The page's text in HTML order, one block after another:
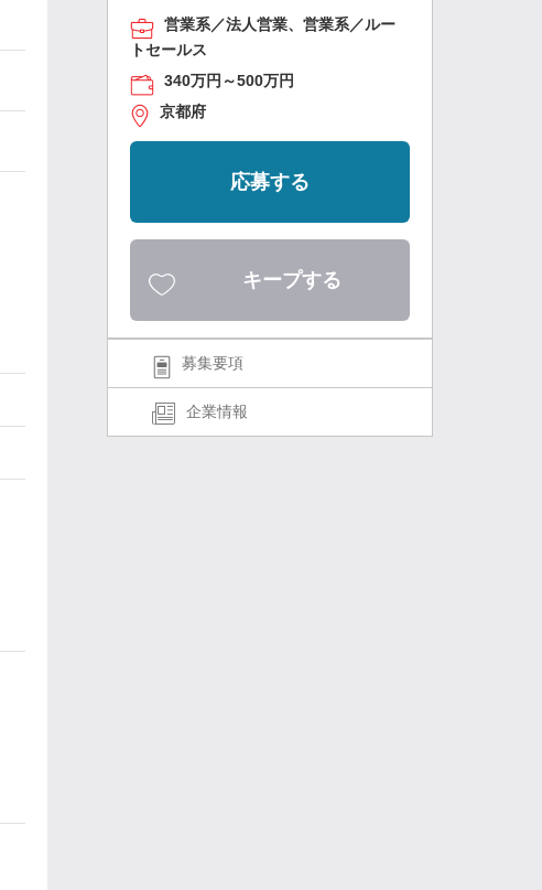
営業系／法人営業、営業系／ルー
トセールス
340万円～500万円
京都府
応募する
キープする
募集要項
企業情報